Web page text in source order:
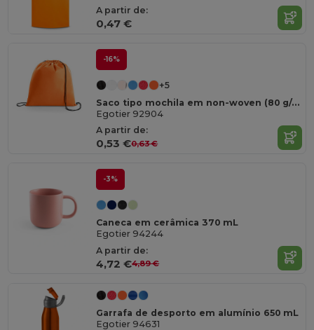
A partir de:
0,47 €
-16%
+5
Saco tipo mochila em non-woven (80 g/m²)
Egotier 92904
A partir de:
0,53 €0,63 €
-3%
Caneca em cerâmica 370 mL
Egotier 94244
A partir de:
4,72 €4,89 €
Garrafa de desporto em alumínio 650 mL
Egotier 94631